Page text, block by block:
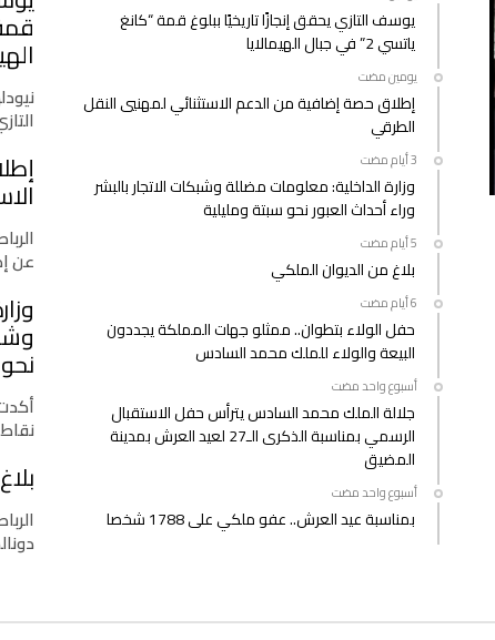
مغلقةيوسف التازي يحقق إنجازًا تاريخيًا ببلوغ قمة “كانغ
ياتسي 2” في جبال الهيمالايا
‫‫‫‏‫يومين مضت‬
إطلاق حصة إضافية من الدعم الاستثنائي لمهنيي النقل
الطرقي
وزارة الداخلية: معلومات مضللة وشبكات الاتجار بالبشر
وراء أحداث العبور نحو سبتة ومليلية
بلاغ من الديوان الملكي
حفل الولاء بتطوان.. ممثلو جهات المملكة يجددون
البيعة والولاء للملك محمد السادس
‫‫‫‏‫أسبوع واحد مضت‬
جلالة الملك محمد السادس يترأس حفل الاستقبال
الرسمي بمناسبة الذكرى الـ27 لعيد العرش بمدينة
المضيق
‫‫‫‏‫أسبوع واحد مضت‬
بمناسبة عيد العرش.. عفو ملكي على 1788 شخصا
عن